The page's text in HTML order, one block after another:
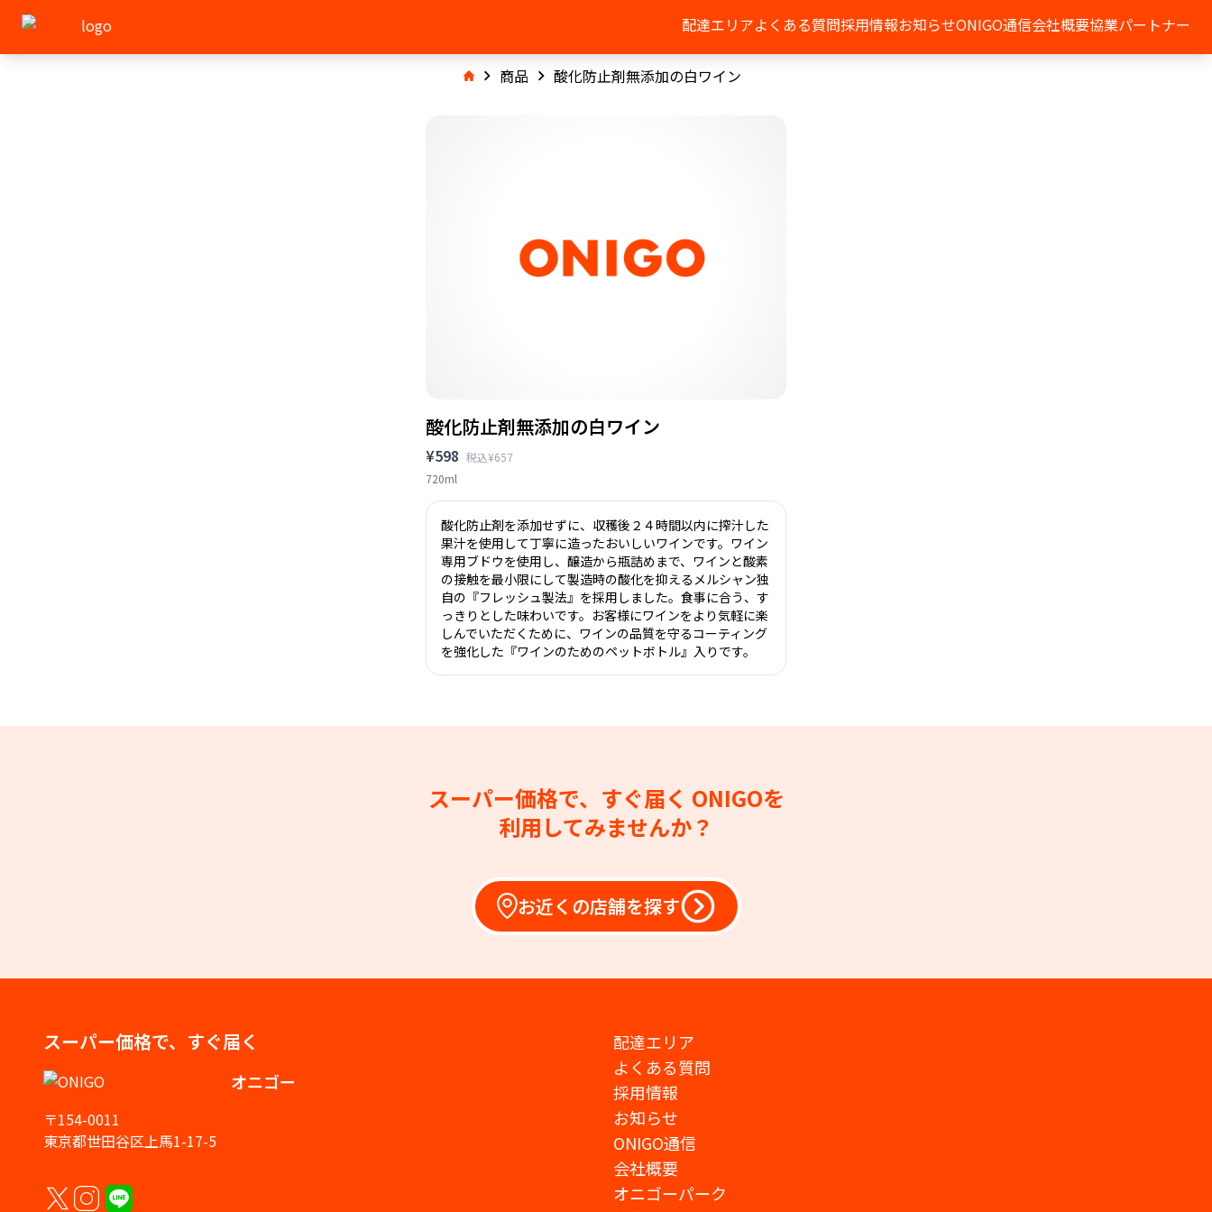
配達エリアよくある質問採用情報お知らせONIGO通信会社概要協業パートナー
商品 酸化防止剤無添加の白ワイン
酸化防止剤無添加の白ワイン
¥598 税込¥657
720ml
酸化防止剤を添加せずに、収穫後２４時間以内に搾汁した
果汁を使用して丁寧に造ったおいしいワインです。ワイン
専用ブドウを使用し、醸造から瓶詰めまで、ワインと酸素
の接触を最小限にして製造時の酸化を抑えるメルシャン独
自の『フレッシュ製法』を採用しました。食事に合う、す
っきりとした味わいです。お客様にワインをより気軽に楽
しんでいただくために、ワインの品質を守るコーティング
を強化した『ワインのためのペットボトル』入りです。
スーパー価格で、すぐ届く ONIGOを
利用してみませんか？
お近くの店舗を探す
スーパー価格で、すぐ届く
オニゴー
〒154-0011
東京都世田谷区上馬1-17-5
配達エリア
よくある質問
採用情報
お知らせ
ONIGO通信
会社概要
オニゴーパーク